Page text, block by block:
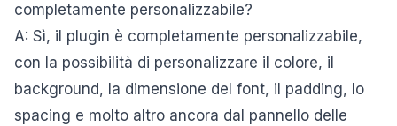
completamente personalizzabile?
A: Sì, il plugin è completamente personalizzabile,
con la possibilità di personalizzare il colore, il
background, la dimensione del font, il padding, lo
spacing e molto altro ancora dal pannello delle